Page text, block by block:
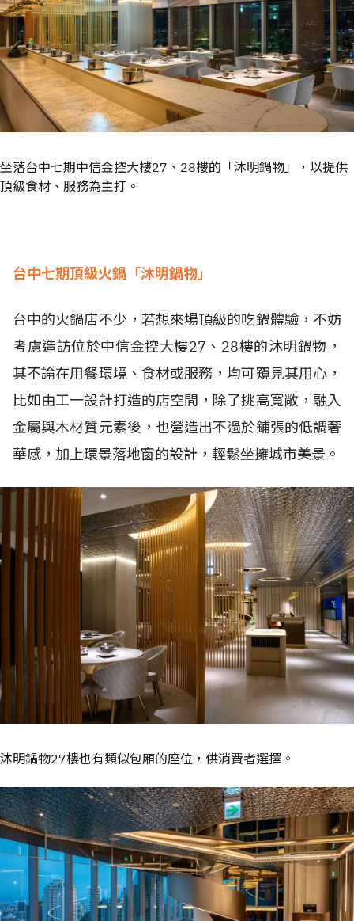
坐落台中七期中信金控大樓27、28樓的「沐明鍋物」，以提供
頂級食材、服務為主打。
台中七期頂級火鍋「沐明鍋物」
台中的火鍋店不少，若想來場頂級的吃鍋體驗，不妨
考慮造訪位於中信金控大樓27、28樓的沐明鍋物，
其不論在用餐環境、食材或服務，均可窺見其用心，
比如由工一設計打造的店空間，除了挑高寬敞，融入
金屬與木材質元素後，也營造出不過於鋪張的低調奢
華感，加上環景落地窗的設計，輕鬆坐擁城市美景。
沐明鍋物27樓也有類似包廂的座位，供消費者選擇。